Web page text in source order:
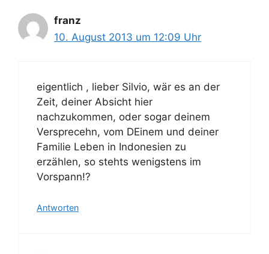
franz
10. August 2013 um 12:09 Uhr
eigentlich , lieber Silvio, wär es an der
Zeit, deiner Absicht hier
nachzukommen, oder sogar deinem
Versprecehn, vom DEinem und deiner
Familie Leben in Indonesien zu
erzählen, so stehts wenigstens im
Vorspann!?
Antworten